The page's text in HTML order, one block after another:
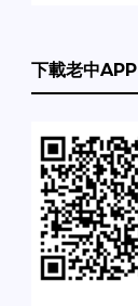
下載老中APP